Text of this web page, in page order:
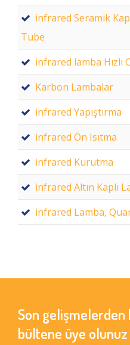
infrared Seramik
Tube
infrared lamba Hızlı
Karbon Lambalar
infrared Yapıştırma
infrared Ön Isıtma
infrared Kurutma
infrared Altın Kaplı
infrared Lamba,
Son
bültene üye olunuz